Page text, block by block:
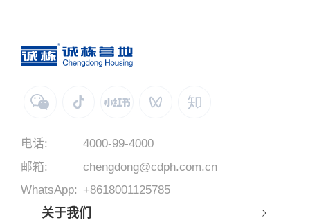
电话:
4000-99-4000
邮箱:
chengdong@cdph.com.cn
WhatsApp: +8618001125785
关于我们